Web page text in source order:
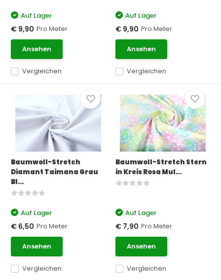
Vergleichen
Auf Lager
€ 9,90 Pro Meter
Ansehen
Vergleichen
Auf Lager
€ 9,90 Pro Meter
Ansehen
Baumwoll-Stretch
Diamant Taimana Grau
Bl...
Vergleichen
Auf Lager
€ 6,50 Pro Meter
Ansehen
Baumwoll-Stretch Stern
in Kreis Rosa Mul...
Vergleichen
Auf Lager
€ 7,90 Pro Meter
Ansehen